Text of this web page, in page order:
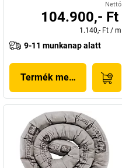
Nettó
104.900,- Ft
1.140,- Ft / m
9-11 munkanap alatt
Termék megjelenítése